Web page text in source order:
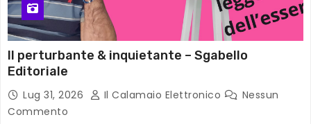
Il perturbante & inquietante – Sgabello
Editoriale
Lug 31, 2026 Il Calamaio Elettronico
Nessun
Commento